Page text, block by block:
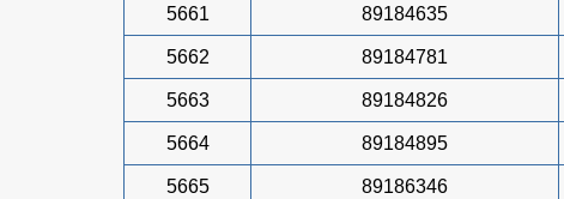
5661 89184635
5662 89184781
5663 89184826
5664 89184895
5665 89186346